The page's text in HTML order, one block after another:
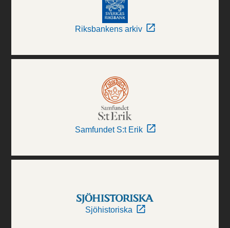
Riksbankens arkiv
Samfundet S:t Erik
Sjöhistoriska